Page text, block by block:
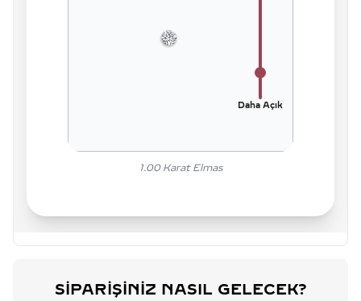
Daha Açık
1.00Karat Elmas
SIPARIŞINIZ NASIL GELECEK?